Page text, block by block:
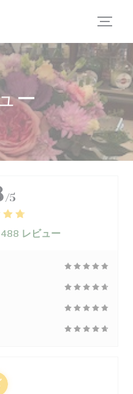
ー
/5
レビュー